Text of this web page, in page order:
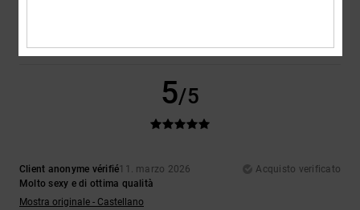
5/5
Client anonyme vérifié11. marzo 2026
Acquisto verificato
Molto sexy e di ottima qualità
Mostra originale - Castellano